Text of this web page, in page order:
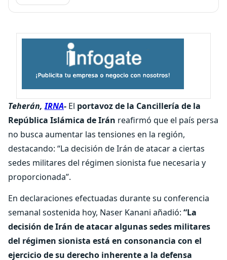
Teherán,IRNA- El portavoz de la Cancillería de la
República Islámica de Irán reafirmó que el país persa
no busca aumentar las tensiones en la región,
destacando: “La decisión de Irán de atacar a ciertas
sedes militares del régimen sionista fue necesaria y
proporcionada”.
En declaraciones efectuadas durante su conferencia
semanal sostenida hoy, Naser Kanani añadió: “La
decisión de Irán de atacar algunas sedes militares
del régimen sionista está en consonancia con el
ejercicio de su derecho inherente a la defensa